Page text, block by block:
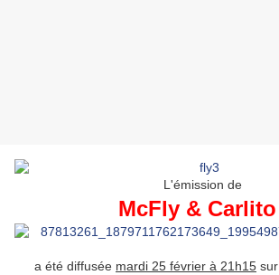
L'émission de
McFly & Carlito
a été diffusée mardi 25 février à 21h15 sur